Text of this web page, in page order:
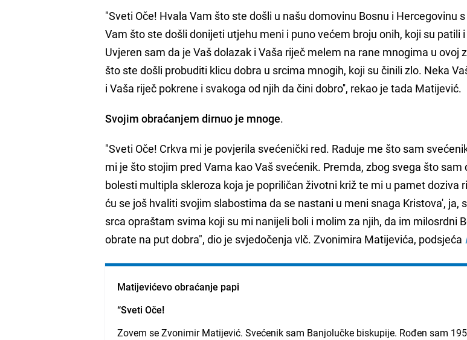
"Sveti Oče! Hvala Vam što ste došli u našu domovinu Bosnu i Hercegovinu
Vam što ste došli donijeti utjehu meni i puno većem broju onih, koji su patili
Uvjeren sam da je Vaš dolazak i Vaša riječ melem na rane mnogima u ovoj
što ste došli probuditi klicu dobra u srcima mnogih, koji su činili zlo. Neka
i Vaša riječ pokrene i svakoga od njih da čini dobro'', rekao je tada Matijević.
Svojim obraćanjem dirnuo je mnoge.
"Sveti Oče! Crkva mi je povjerila svećenički red. Raduje me što sam
mi je što stojim pred Vama kao Vaš svećenik. Premda, zbog svega što sam
bolesti multipla skleroza koja je popriličan životni križ te mi u pamet doziva
ću se još hvaliti svojim slabostima da se nastani u meni snaga Kristova', ja,
srca opraštam svima koji su mi nanijeli boli i molim za njih, da im milosrdni
obrate na put dobra", dio je svjedočenja vlč. Zvonimira Matijevića, podsjeća
Matijevićevo obraćanje papi
“Sveti Oče!
Zovem se Zvonimir Matijević. Svećenik sam Banjolučke biskupije. Rođen sam